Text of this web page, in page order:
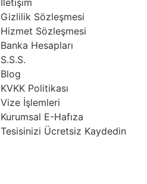
İletişim
Gizlilik Sözleşmesi
Hizmet Sözleşmesi
Banka Hesapları
S.S.S.
Blog
KVKK Politikası
Vize İşlemleri
Kurumsal E-Hafıza
Tesisinizi Ücretsiz Kaydedin